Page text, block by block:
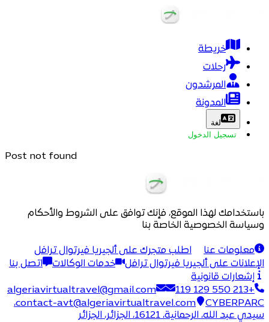
خريطة
رحلات
المرشدون
المدونة
لغة
تسجيل الدخول
Post not found
باستخدامك لهذا الموقع، فإنك توافق على الشروط والأحكام
وسياسة الخصوصية الخاصة بنا
معلومات عنا
اطلب متجرك على ألجيريا فيرتوال ترافل
الإعلانات على ألجيريا فيرتوال ترافل
خدمات الوكالات
اتصل بنا
إشعارات قانونية
+213 550 129 119
algeriavirtualtravel@gmail.com
contact-avt@algeriavirtualtravel.comCYBERPARC،
سيدي عبد الله، الرحمانية، 16121، الجزائر، الجزائر